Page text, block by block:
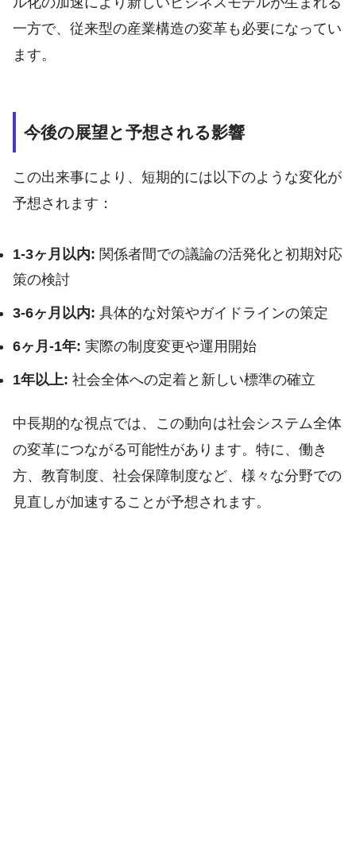
一方で、従来型の産業構造の変革も必要になってい
ます。
今後の展望と予想される影響
この出来事により、短期的には以下のような変化が
予想されます：
1-3ヶ月以内: 関係者間での議論の活発化と初期対応
策の検討
3-6ヶ月以内: 具体的な対策やガイドラインの策定
6ヶ月-1年: 実際の制度変更や運用開始
1年以上: 社会全体への定着と新しい標準の確立
中長期的な視点では、この動向は社会システム全体
の変革につながる可能性があります。特に、働き
方、教育制度、社会保障制度など、様々な分野での
見直しが加速することが予想されます。